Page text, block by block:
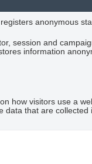
anonymous
session and
information
how visitors use a
data that are collected